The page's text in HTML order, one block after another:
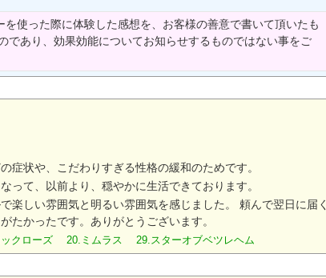
使った際に体験した感想を、お客様の善意で書いて頂いたも
であり、効果効能についてお知らせするものではない事をご
症状や、こだわりすぎる性格の緩和のためです。
って、以前より、穏やかに生活できております。
楽しい雰囲気と明るい雰囲気を感じました。 頼んで翌日に届く
たかったです。ありがとうございます。
クローズ 20.ミムラス 29.スターオブベツレヘム